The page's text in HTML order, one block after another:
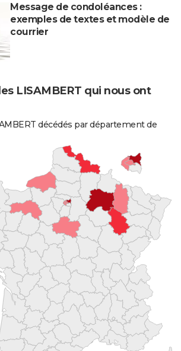
Message de condoléances :
exemples de textes et modèle de
courrier
LISAMBERT qui nous ont
décédés par département de